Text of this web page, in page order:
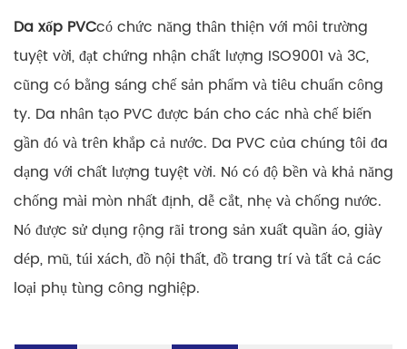
Da xốp PVCcó chức năng thân thiện với môi trường
tuyệt vời, đạt chứng nhận chất lượng ISO9001 và 3C,
cũng có bằng sáng chế sản phẩm và tiêu chuẩn công
ty. Da nhân tạo PVC được bán cho các nhà chế biến
gần đó và trên khắp cả nước. Da PVC của chúng tôi đa
dạng với chất lượng tuyệt vời. Nó có độ bền và khả năng
chống mài mòn nhất định, dễ cắt, nhẹ và chống nước.
Nó được sử dụng rộng rãi trong sản xuất quần áo, giày
dép, mũ, túi xách, đồ nội thất, đồ trang trí và tất cả các
loại phụ tùng công nghiệp.